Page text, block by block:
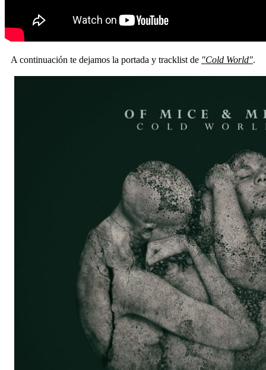
A continuación te dejamos la portada y tracklist de "Cold World".